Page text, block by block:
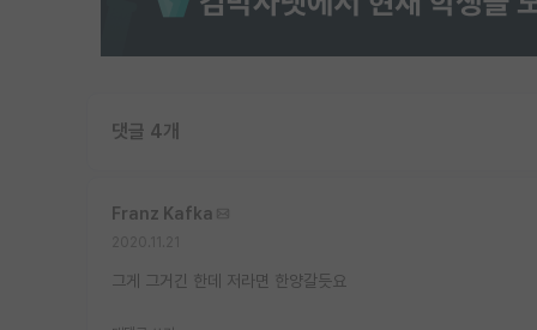
댓글 4개
Franz Kafka
그게 그거긴 한데 저라면 한양갈듯요